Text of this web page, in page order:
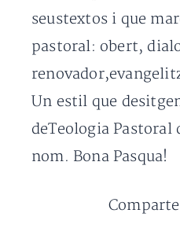
seustextos i que
pastoral: obert,
Un estil que
deTeologia Pastoral
nom. Bona Pasqua!